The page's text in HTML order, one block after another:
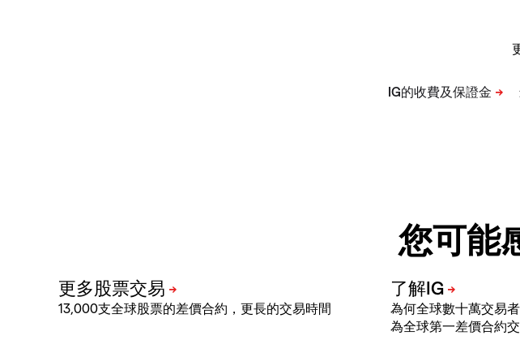
您可能
13,000支全球股票的差價合約，更長的交易時間
為何全球數十萬交易
為全球第一差價合約